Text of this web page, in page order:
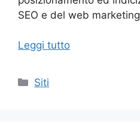
SEO e del web
Leggi tutto
Categorie
Siti